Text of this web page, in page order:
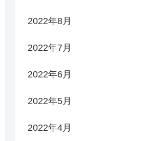
2022年8月
2022年7月
2022年6月
2022年5月
2022年4月